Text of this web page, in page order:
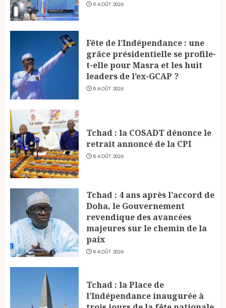
9 AOÛT 2026
Fête de l’Indépendance : une
grâce présidentielle se profile-
t-elle pour Masra et les huit
leaders de l’ex-GCAP ?
8 AOÛT 2026
Tchad : la COSADT dénonce le
retrait annoncé de la CPI
8 AOÛT 2026
Tchad : 4 ans après l’accord de
Doha, le Gouvernement
revendique des avancées
majeures sur le chemin de la
paix
8 AOÛT 2026
Tchad : la Place de
l’Indépendance inaugurée à